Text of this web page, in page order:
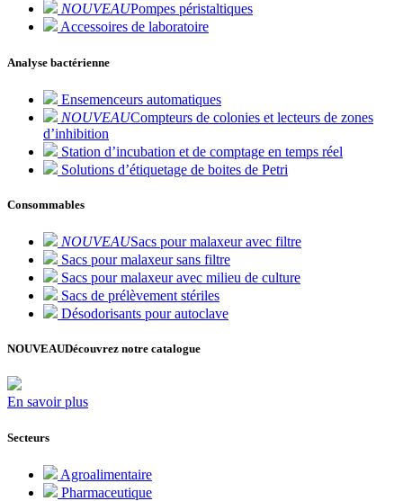
NOUVEAUPompes péristaltiques
Accessoires de laboratoire
Analyse bactérienne
Ensemenceurs automatiques
NOUVEAUCompteurs de colonies et lecteurs de zones
d’inhibition
Station d’incubation et de comptage en temps réel
Solutions d’étiquetage de boites de Petri
Consommables
NOUVEAUSacs pour malaxeur avec filtre
Sacs pour malaxeur sans filtre
Sacs pour malaxeur avec milieu de culture
Sacs de prélèvement stériles
Désodorisants pour autoclave
NOUVEAUDécouvrez notre catalogue
En savoir plus
Secteurs
Agroalimentaire
Pharmaceutique